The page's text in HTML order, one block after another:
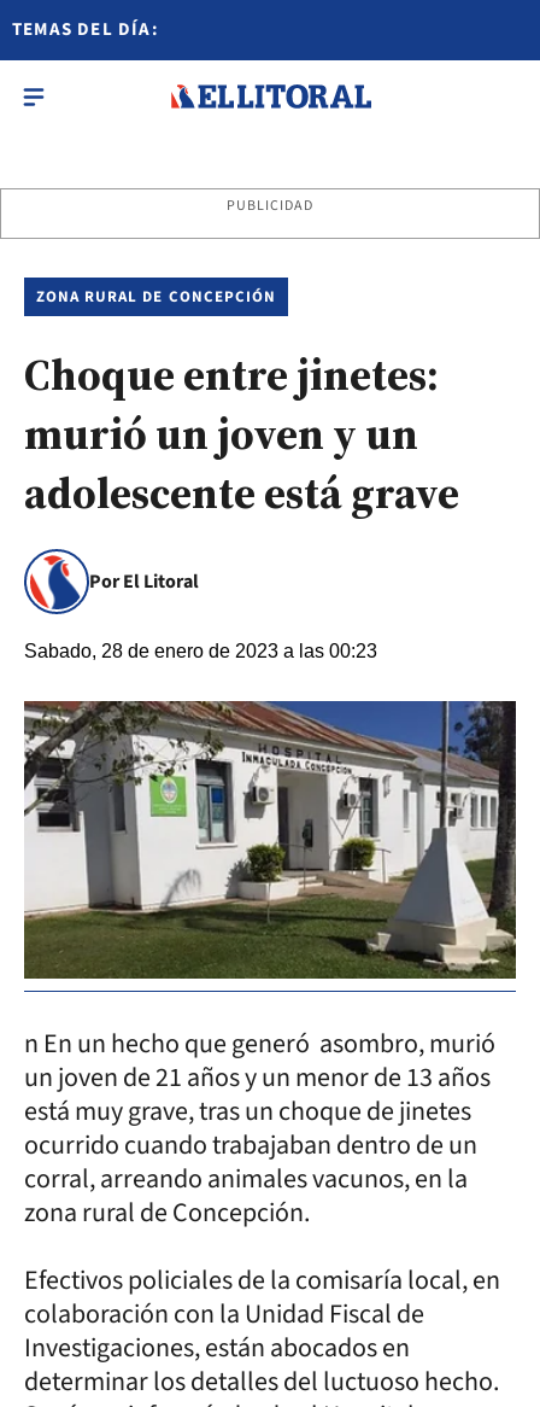
TEMAS DEL DÍA:
PUBLICIDAD
ZONA RURAL DE CONCEPCIÓN
Choque entre jinetes:
murió un joven y un
adolescente está grave
Por El Litoral
Sabado, 28 de enero de 2023 a las 00:23
n En un hecho que generó asombro, murió
un joven de 21 años y un menor de 13 años
está muy grave, tras un choque de jinetes
ocurrido cuando trabajaban dentro de un
corral, arreando animales vacunos, en la
zona rural de Concepción.
Efectivos policiales de la comisaría local, en
colaboración con la Unidad Fiscal de
Investigaciones, están abocados en
determinar los detalles del luctuoso hecho.